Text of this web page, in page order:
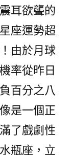
耳欲聾的
座運勢超
由於月球
率從昨日
百分之八
是一個正
了戲劇性
瓶座，立